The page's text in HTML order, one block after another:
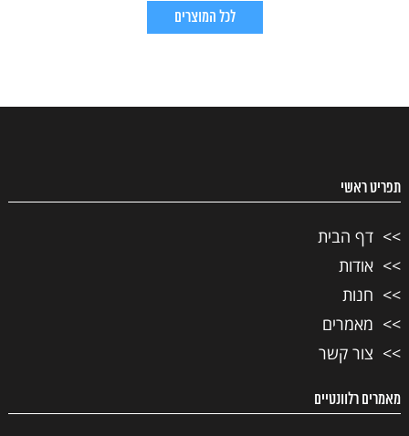
לכל המוצרים
תפריט ראשי
דף הבית
אודות
חנות
מאמרים
צור קשר
מאמרים רלוונטיים